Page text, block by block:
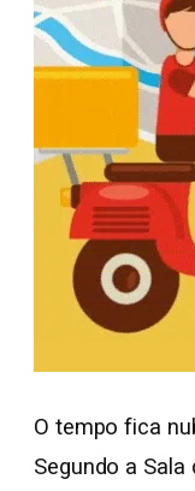
O tempo fica
Segundo a